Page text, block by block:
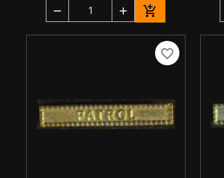
  
Ajouter au
favorite_border